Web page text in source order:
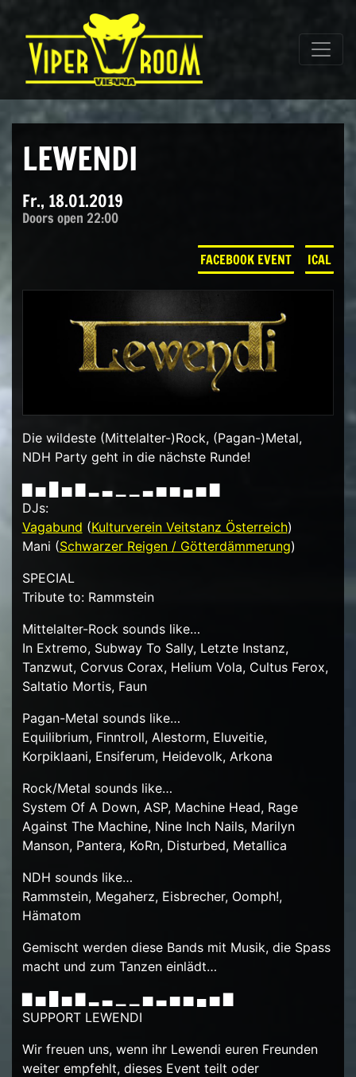
Hauptnavigation
LEWENDI
Fr., 18.01.2019
Doors open 22:00
FACEBOOK EVENT ICAL
Die wildeste (Mittelalter-)Rock, (Pagan-)Metal,
NDH Party geht in die nächste Runde!
▇ ▅ █ ▅ ▇ ▂ ▃ ▁ ▁ ▃ ▅ ▅ ▄ ▅ ▇
DJs:
Vagabund (Kulturverein Veitstanz Österreich)
Mani (Schwarzer Reigen / Götterdämmerung)
SPECIAL
Tribute to: Rammstein
Mittelalter-Rock sounds like…
In Extremo, Subway To Sally, Letzte Instanz,
Tanzwut, Corvus Corax, Helium Vola, Cultus Ferox,
Saltatio Mortis, Faun
Pagan-Metal sounds like…
Equilibrium, Finntroll, Alestorm, Eluveitie,
Korpiklaani, Ensiferum, Heidevolk, Arkona
Rock/Metal sounds like…
System Of A Down, ASP, Machine Head, Rage
Against The Machine, Nine Inch Nails, Marilyn
Manson, Pantera, KoRn, Disturbed, Metallica
NDH sounds like…
Rammstein, Megaherz, Eisbrecher, Oomph!,
Hämatom
Gemischt werden diese Bands mit Musik, die Spass
macht und zum Tanzen einlädt…
▇ ▅ █ ▅ ▇ ▂ ▃ ▁ ▁ ▅ ▃ ▅ ▅ ▄ ▅ ▇
SUPPORT LEWENDI
Wir freuen uns, wenn ihr Lewendi euren Freunden
weiter empfehlt, dieses Event teilt oder